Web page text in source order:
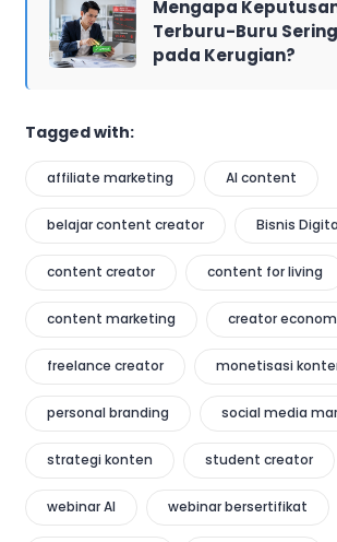
Mengapa
Terburu-Buru
pada Kerugian?
Tagged with:
affiliate marketing AI content
belajar content creator Bisnis
content creator content for living
content marketing creator
freelance creator monetisasi
personal branding social media
strategi konten student creator
webinar AI webinar bersertifikat